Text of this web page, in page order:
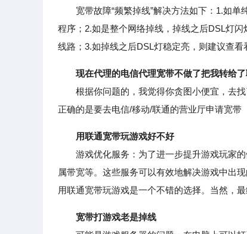
宽带故障“频繁掉线”解决方法如下：1.如单
程序；2.如是整个网络掉线，掉线之后DSL灯
线路；3.如掉线之后DSL灯稳定亮，则建议查看
现在代理的电信代理宽带不做了把我转给
根据你问题的，我觉得你贪图小便宜，去找
正确的是要去电信/移动/联通的营业厅申请宽带
用联通宽带玩游戏好不好
游戏优化服务：为了进一步提升游戏玩家的
属带宽等。这些服务可以有效地解决游戏中出
用联通宽带玩游戏是一个不错的选择。当然，最
宽带打游戏老是掉线